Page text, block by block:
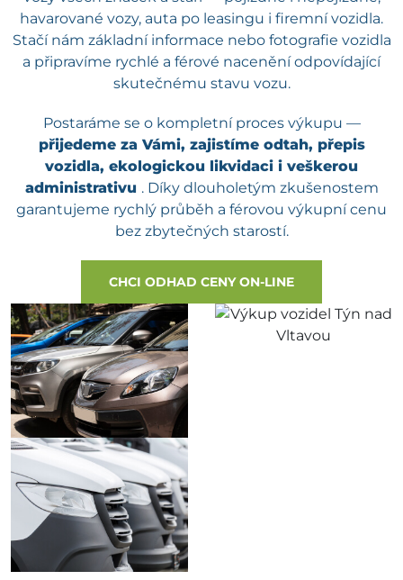
havarované vozy, auta po leasingu i firemní vozidla.
Stačí nám základní informace nebo fotografie vozidla
a připravíme rychlé a férové nacenění odpovídající
skutečnému stavu vozu.
Postaráme se o kompletní proces výkupu —
přijedeme za Vámi, zajistíme odtah, přepis
vozidla, ekologickou likvidaci i veškerou
administrativu . Díky dlouholetým zkušenostem
garantujeme rychlý průběh a férovou výkupní cenu
bez zbytečných starostí.
CHCI ODHAD CENY ON-LINE